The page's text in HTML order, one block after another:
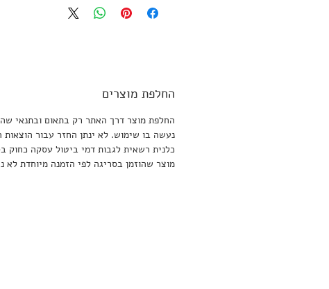
החלפת מוצרים
נעשה בו שימוש. לא ינתן החזר עבור
כלנית רשאית לגבות דמי ביטול עסקה כחוק בסך 5% מסכום
מוצר שהוזמן בסריגה לפי הזמנה מיוחדת לא